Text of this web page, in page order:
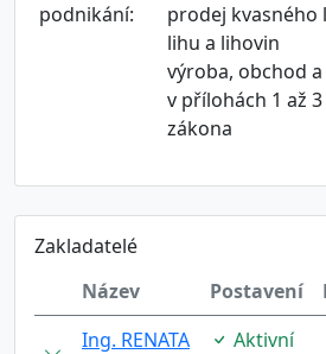
podnikání:
prodej
lihu a lihovin
výroba, obchod
v přílohách 1 až
zákona
Zakladatelé
Název
Postavení
Ing. RENATA
Aktivní